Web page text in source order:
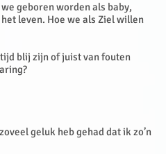
geboren worden als baby,
leven. Hoe we als Ziel willen
blij zijn of juist van fouten
geluk heb gehad dat ik zo’n